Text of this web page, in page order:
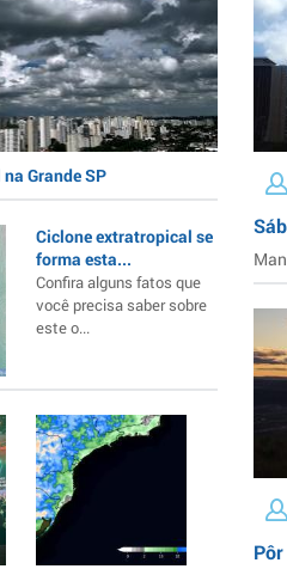
Grande SP
Ciclone extratropical se
forma esta...
Confira alguns fatos que
você precisa saber sobre
este o...